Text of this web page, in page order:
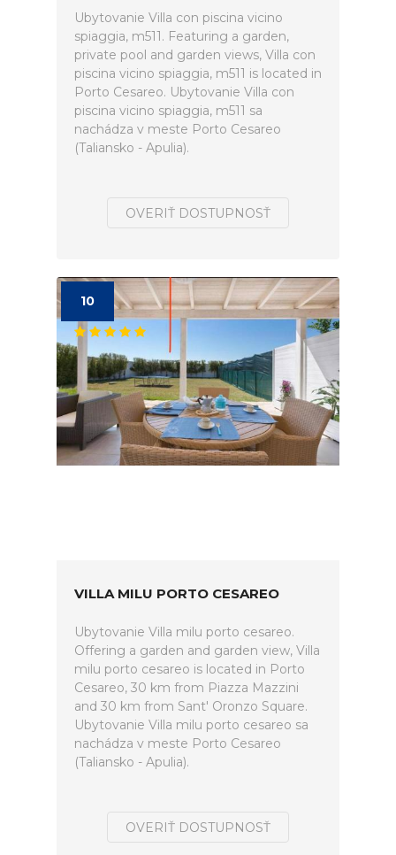
Ubytovanie Villa con piscina vicino
spiaggia, m511. Featuring a garden,
private pool and garden views, Villa con
piscina vicino spiaggia, m511 is located in
Porto Cesareo. Ubytovanie Villa con
piscina vicino spiaggia, m511 sa
nachádza v meste Porto Cesareo
(Taliansko - Apulia).
OVERIŤ DOSTUPNOSŤ
10
VILLA MILU PORTO CESAREO
Ubytovanie Villa milu porto cesareo.
Offering a garden and garden view, Villa
milu porto cesareo is located in Porto
Cesareo, 30 km from Piazza Mazzini
and 30 km from Sant' Oronzo Square.
Ubytovanie Villa milu porto cesareo sa
nachádza v meste Porto Cesareo
(Taliansko - Apulia).
OVERIŤ DOSTUPNOSŤ